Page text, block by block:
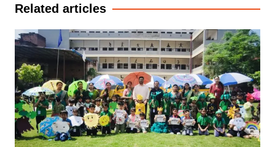
Related articles